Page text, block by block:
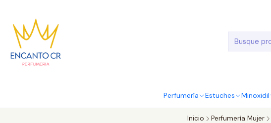
Perfumería Estuches Minoxidil
Inicio Perfumería Mujer